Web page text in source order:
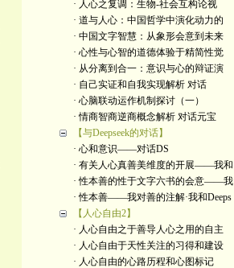
· 人心之复调：生物-社会互构论视
· 道与人心：中国哲学中演化动力的
· 中国文字智慧：从象形会意到未来
· 心性与心智的道德体验于精简性觉
· 从分离到合一：意识与心的辩证演
· 自己实证和自我实现解析 对话
· 心脑联动运作机制探讨（一）
· 情商智商逆商概念解析 对话元宝
【与Deepseek的对话】
· 心和意识——对话DS
· 有关人心真善美维度的开展——我和
· 性本善的性于文字六书的会意——我
· 性本善——我对善的注解·我和Deeps
【人心自由2】
· 人心自由之于善导人心之用的自主
· 人心自由于天性关注的习得和建设
· 人心自由的心路历程和心图标记